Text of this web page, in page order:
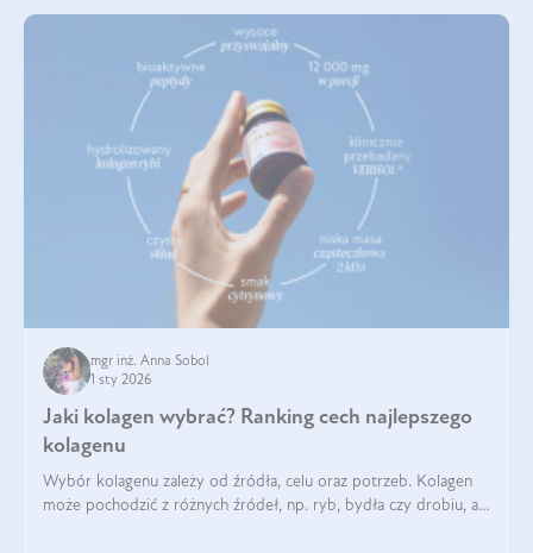
mgr inż. Anna Sobol
1 sty 2026
Jaki kolagen wybrać? Ranking cech najlepszego
kolagenu
Wybór kolagenu zależy od źródła, celu oraz potrzeb. Kolagen
może pochodzić z różnych źródeł, np. ryb, bydła czy drobiu, a